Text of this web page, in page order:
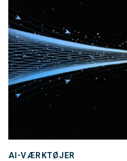
AI-VÆRKTØJER